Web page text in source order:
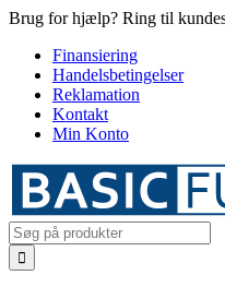
Skip
content
Brug for hjælp? Ring til
Finansiering
Handelsbetingelser
Reklamation
Kontakt
Min Konto
Search
for: